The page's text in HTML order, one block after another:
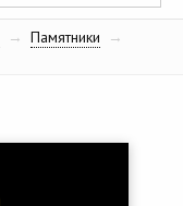
→ Памятники
→